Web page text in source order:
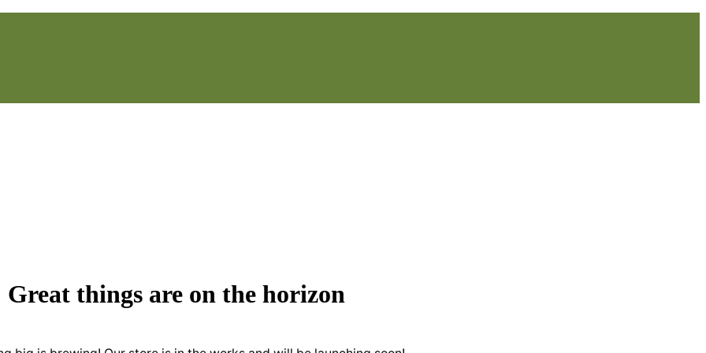
Great things are on the horizon